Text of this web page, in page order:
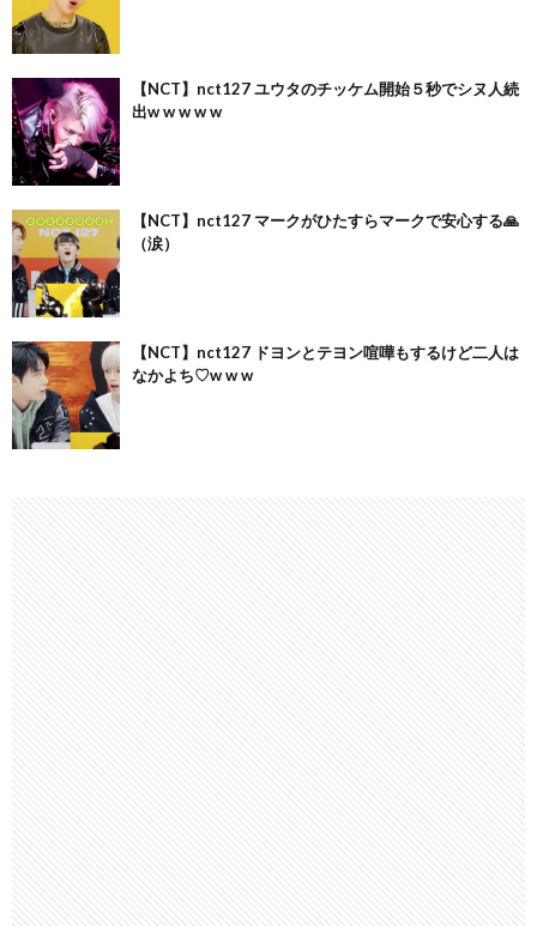
【NCT】nct127 ユウタのチッケム開始５秒でシヌ人続
出w w w w w
【NCT】nct127 マークがひたすらマークで安心する🙏
（涙）
【NCT】nct127 ドヨンとテヨン喧嘩もするけど二人は
なかよち♡w w w